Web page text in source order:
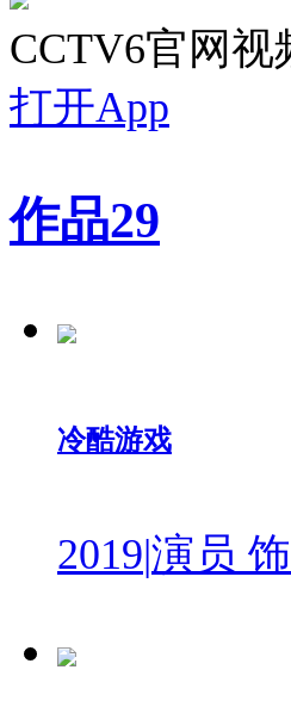
CCTV6官网视
打开App
作品29
冷酷游戏
2019|演员